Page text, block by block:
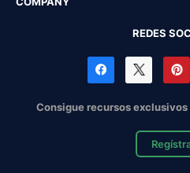
REDES
Consigue recursos